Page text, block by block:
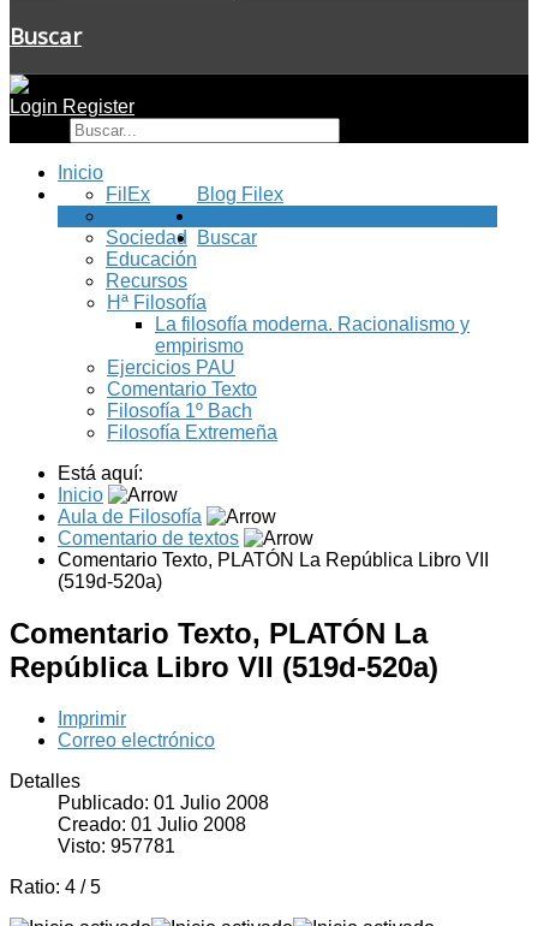
Buscar
Login Register
Inicio
Blog Filex
FilEx
Filosofía
Sociedad
Educación
Recursos
Hª Filosofía
La filosofía moderna. Racionalismo y
empirismo
Ejercicios PAU
Comentario Texto
Filosofía 1º Bach
Filosofía Extremeña
Buscar
Está aquí:
Inicio
Aula de Filosofía
Comentario de textos
Comentario Texto, PLATÓN La República Libro VII
(519d-520a)
Comentario Texto, PLATÓN La
República Libro VII (519d-520a)
Imprimir
Correo electrónico
Detalles
Publicado: 01 Julio 2008
Creado: 01 Julio 2008
Visto: 957781
Ratio: 4 /5